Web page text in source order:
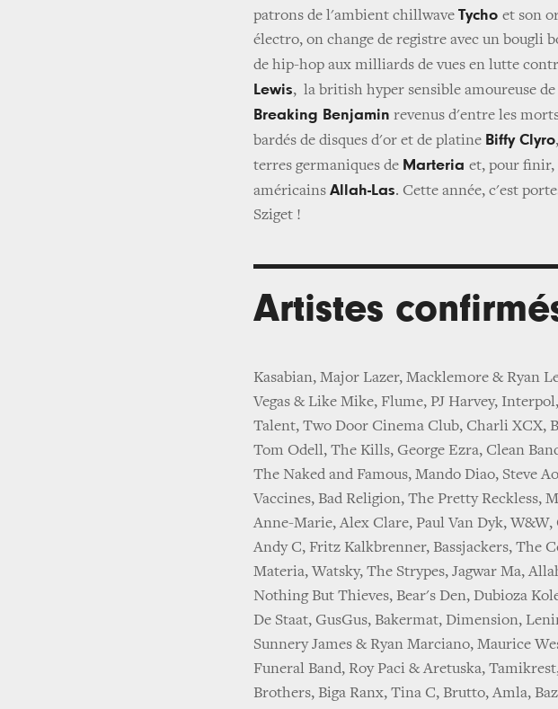
patrons de l'ambient chillwave Tycho et son
électro, on change de registre avec un bougli
de hip-hop aux milliards de vues en lutte
Lewis, la british hyper sensible amoureuse
Breaking Benjamin revenus d'entre les
bardés de disques d'or et de platine Biffy Clyro
terres germaniques de Marteria et, pour finir,
américains Allah-Las. Cette année, c'est
Sziget !
Artistes
Kasabian, Major Lazer, Macklemore & Ryan
Vegas & Like Mike, Flume, PJ Harvey,
Talent, Two Door Cinema Club, Charli XCX,
Tom Odell, The Kills, George Ezra, Clean
The Naked and Famous, Mando Diao, Steve
Vaccines, Bad Religion, The Pretty Reckless,
Anne-Marie, Alex Clare, Paul Van Dyk,
Andy C, Fritz Kalkbrenner, Bassjackers, The
Materia, Watsky, The Strypes, Jagwar Ma,
Nothing But Thieves, Bear's Den, Dubioza
De Staat, GusGus, Bakermat, Dimension,
Sunnery James & Ryan Marciano, Maurice
Funeral Band, Roy Paci & Aretuska,
Brothers, Biga Ranx, Tina C, Brutto, Amla,